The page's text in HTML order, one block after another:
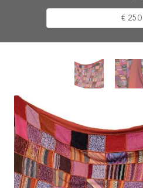
€ 250